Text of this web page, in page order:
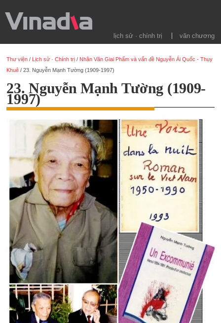
lịch sử · chính trị văn chương
Thư viện / Lịch sử · Chính trị / Nhân Văn Giai Phẩm và vấn đề Nguyễn Ái Quốc - Thụy
Khuê /23. Nguyễn Mạnh Tường (1909-1997)
23. Nguyễn Mạnh Tường (1909-
1997)